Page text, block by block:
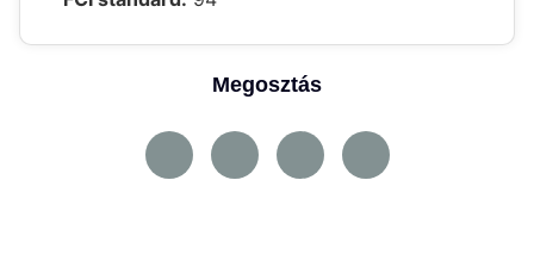
Megosztás